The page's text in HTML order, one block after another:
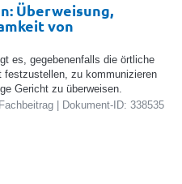
Überweisung,
von
es, gegebenenfalls die örtliche
festzustellen, zu kommunizieren
Gericht zu überweisen.
| Dokument-ID: 338535